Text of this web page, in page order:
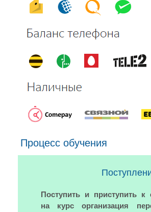
Процесс обучения
Поступить и приступить к
на курс организация